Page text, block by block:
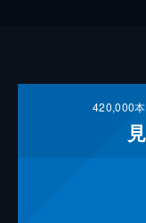
420,000